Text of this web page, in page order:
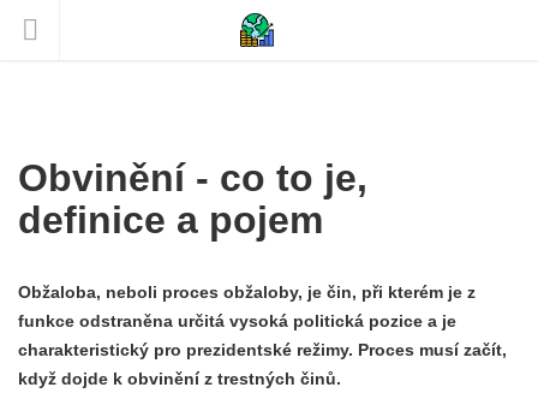
Obvinění - co to je,
definice a pojem
Obžaloba, neboli proces obžaloby, je čin, při kterém je z
funkce odstraněna určitá vysoká politická pozice a je
charakteristický pro prezidentské režimy. Proces musí začít,
když dojde k obvinění z trestných činů.